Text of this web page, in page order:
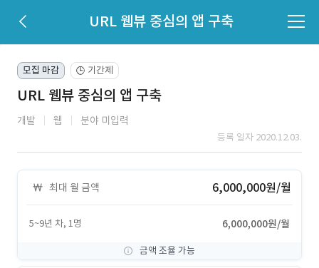
URL 웹뷰 중심의 앱 구축
모집 마감 🕒 기간제
URL 웹뷰 중심의 앱 구축
개발 웹 분야 미입력
등록 일자 2020.12.03.
최대 월 금액 6,000,000원/월
5~9년 차, 1명 6,000,000원/월
금액 조율 가능